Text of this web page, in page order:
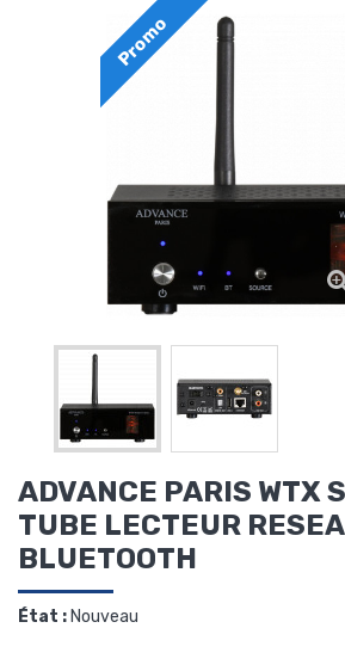
Promo
ADVANCE PARIS WTX
TUBE LECTEUR
BLUETOOTH
État :Nouveau